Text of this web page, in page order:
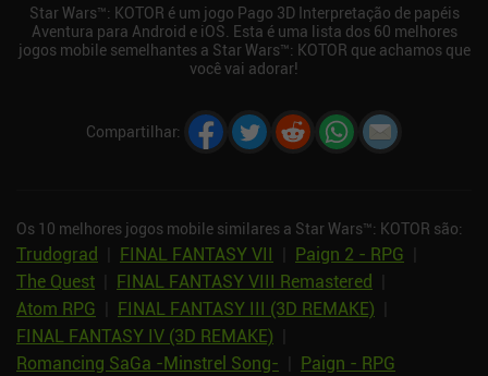
Star Wars™: KOTOR é um jogo Pago 3D Interpretação de papéis
Aventura para Android e iOS. Esta é uma lista dos 60 melhores
jogos mobile semelhantes a Star Wars™: KOTOR que achamos que
você vai adorar!
Compartilhar:
Os 10 melhores jogos mobile similares a Star Wars™: KOTOR são:
Trudograd FINAL FANTASY VII Paign 2 - RPG
The Quest
FINAL FANTASY VIII Remastered
Atom RPG
FINAL FANTASY III (3D REMAKE)
FINAL FANTASY IV (3D REMAKE)
Romancing SaGa -Minstrel Song-
Paign - RPG